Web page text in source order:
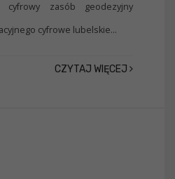
zasób geodezyjny
cyfrowe lubelskie...
CZYTAJ WIĘCEJ